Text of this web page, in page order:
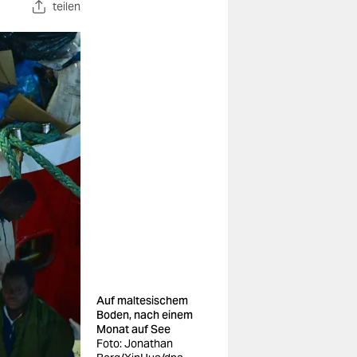
teilen
Auf maltesischem
Boden, nach einem
Monat auf See
Foto: Jonathan